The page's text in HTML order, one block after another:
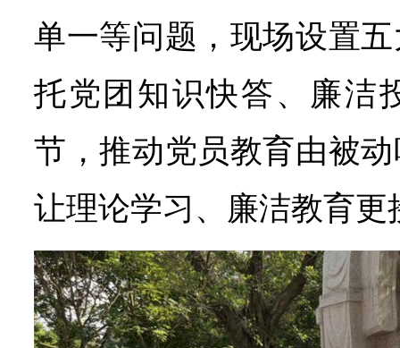
单一等问题，现场设置
托党团知识快答、廉洁
节，推动党员教育由被
让理论学习、廉洁教育更